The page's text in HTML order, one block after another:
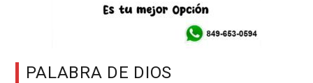
PALABRA DE DIOS